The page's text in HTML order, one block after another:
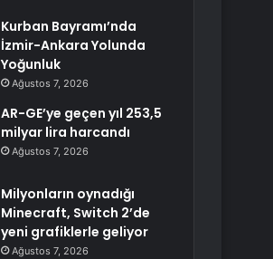
Kurban Bayramı’nda
İzmir-Ankara Yolunda
Yoğunluk
Ağustos 7, 2026
AR-GE’ye geçen yıl 253,5
milyar lira harcandı
Ağustos 7, 2026
Milyonların oynadığı
Minecraft, Switch 2’de
yeni grafiklerle geliyor
Ağustos 7, 2026